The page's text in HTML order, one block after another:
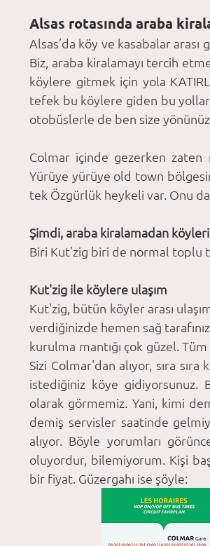
Alsas rotasında araba
Alsas’da köy ve kasabalar
Biz, araba kiralamayı tercih
köylere gitmek için yola
tefek bu köylere giden bu
otobüslerle de ben size
Colmar içinde gezerken zaten
Yürüye yürüye old town
tek Özgürlük heykeli var. Onu
Şimdi, araba kiralamadan
Biri Kut'zig biri de normal toplu
Kut'zig ile köylere ulaşım
Kut'zig, bütün köyler arası
verdiğinizde hemen sağ
kurulma mantığı çok güzel.
Sizi Colmar'dan alıyor, sıra
istediğiniz köye gidiyorsunuz.
olarak görmemiz. Yani, kimi
demiş servisler saatinde
alıyor. Böyle yorumları
oluyordur, bilemiyorum. Kişi
bir fiyat. Güzergahı ise şöyle: